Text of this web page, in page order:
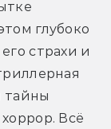
глубоко
страхи и
тайны
Всё